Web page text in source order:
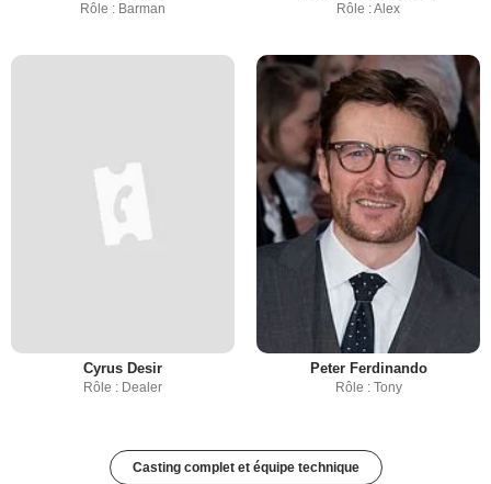
Rôle : Barman Rôle : Alex
Cyrus Desir
Rôle : Dealer
Peter Ferdinando
Rôle : Tony
Casting complet et équipe technique